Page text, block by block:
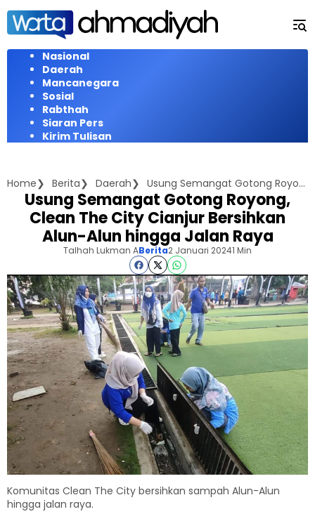
Langsung
konten
Nasional
Daerah
Mancanegara
Sosial
Rabthah
Siaran Pers
Kirim Tulisan
Home Berita Daerah Usung Semangat Gotong Royong, Clean The City Cianjur Bersihkan Alun-Alun hingga Jalan Raya
Usung Semangat Gotong Royong,
Clean The City Cianjur Bersihkan
Alun-Alun hingga Jalan Raya
Talhah Lukman ABerita2 Januari 20241 Min
Komunitas Clean The City bersihkan sampah Alun-Alun
hingga jalan raya.